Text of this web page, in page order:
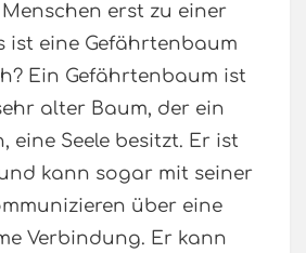
erst zu einer
ist eine Gefährtenbaum
Ein Gefährtenbaum ist
alter Baum, der ein
eine Seele besitzt. Er ist
kann sogar mit seiner
über eine
Verbindung. Er kann